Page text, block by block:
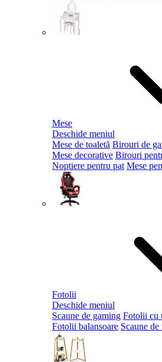
Mese
Deschide meniul
Mese de toaletă Birouri de
Mese decorative Birouri
Noptiere pentru pat Mese
Fotolii
Deschide meniul
Scaune de gaming Fotolii cu
Fotolii balansoare Scaune de